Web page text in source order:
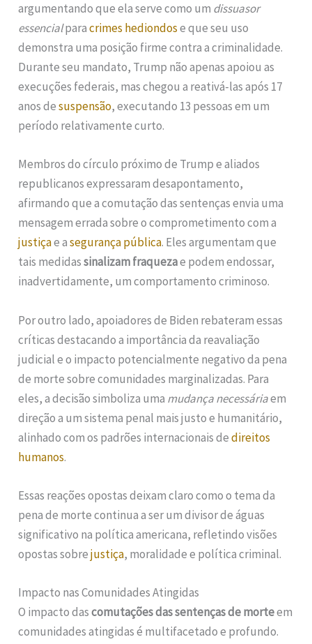
argumentando que ela serve como um dissuasor
essencialparacrimes hediondose que seu uso
demonstra uma posição firme contra a criminalidade.
Durante seu mandato, Trump não apenas apoiou as
execuções federais, mas chegou a reativá-las após 17
anos desuspensão, executando 13 pessoas em um
período relativamente curto.
Membros do círculo próximo de Trump e aliados
republicanos expressaram desapontamento,
afirmando que a comutação das sentenças envia uma
mensagem errada sobre o comprometimento com a
justiçae asegurança pública. Eles argumentam que
tais medidassinalizam fraquezae podem endossar,
inadvertidamente, um comportamento criminoso.
Por outro lado, apoiadores de Biden rebateram essas
críticas destacando a importância da reavaliação
judicial e o impacto potencialmente negativo da pena
de morte sobre comunidades marginalizadas. Para
eles, a decisão simboliza uma mudança necessáriaem
direção a um sistema penal mais justo e humanitário,
alinhado com os padrões internacionais dedireitos
humanos.
Essas reações opostas deixam claro como o tema da
pena de morte continua a ser um divisor de águas
significativo na política americana, refletindo visões
opostas sobrejustiça, moralidade e política criminal.
Impacto nas Comunidades Atingidas
O impacto dascomutações das sentenças de morteem
comunidades atingidas é multifacetado e profundo.